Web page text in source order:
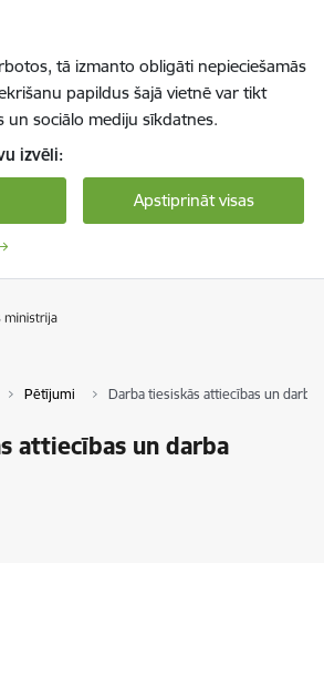
tā izmanto obligāti nepieciešamās
papildus šajā vietnē var tikt
un sociālo mediju sīkdatnes.
izvēli:
Apstiprināt visas
Pētījumi Darba tiesiskās attiecības un darba
attiecības un darba